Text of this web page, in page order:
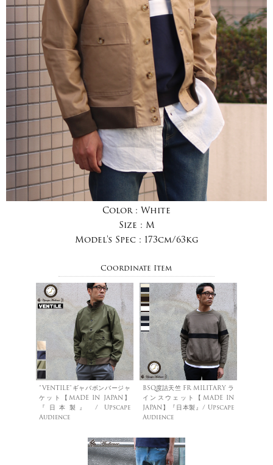
Color : White
Size : M
Model's Spec : 173cm/63kg
Coordinate Item
”VENTILE"ギャバボンバージャ
ケット【MADE IN JAPAN】
『日本製』 / Upscape
Audience
BSQ度詰天竺 FR MILITARY ラ
インスウェット【MADE IN
JAPAN】『日本製』/ Upscape
Audience